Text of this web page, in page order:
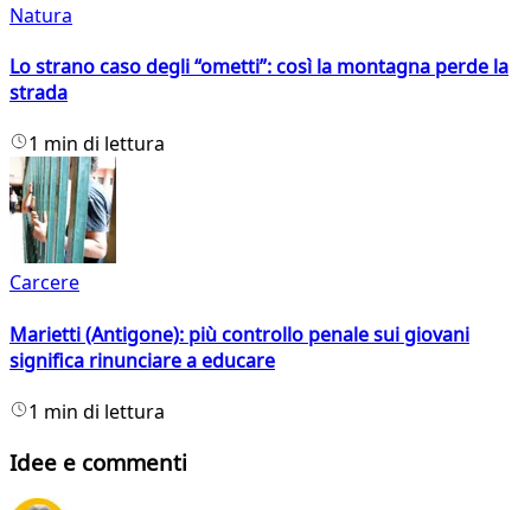
Natura
Lo strano caso degli “ometti”: così la montagna perde la
strada
1 min di lettura
Carcere
Marietti (Antigone): più controllo penale sui giovani
significa rinunciare a educare
1 min di lettura
Idee e commenti